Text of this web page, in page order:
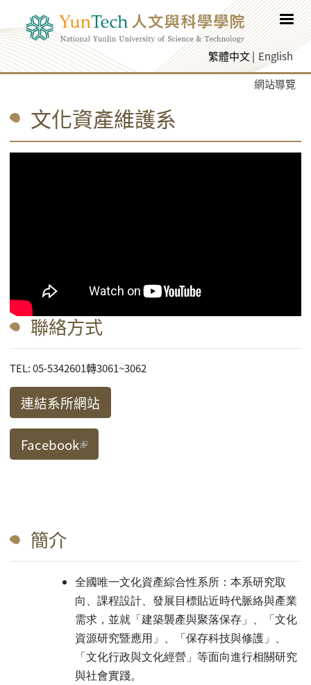
繁體中文 English
網站導覽
文化資產維護系
聯絡方式
TEL: 05-5342601轉3061~3062
連結系所網站
Facebook(link is external)
簡介
全國唯一文化資產綜合性系所：本系研究取
向、課程設計、發展目標貼近時代脈絡與產業
需求，並就「建築襲產與聚落保存」、「文化
資源研究暨應用」、「保存科技與修護」、
「文化行政與文化經營」等面向進行相關研究
與社會實踐。